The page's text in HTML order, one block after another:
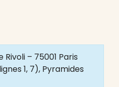
Rivoli – 75001 Paris
1, 7), Pyramides